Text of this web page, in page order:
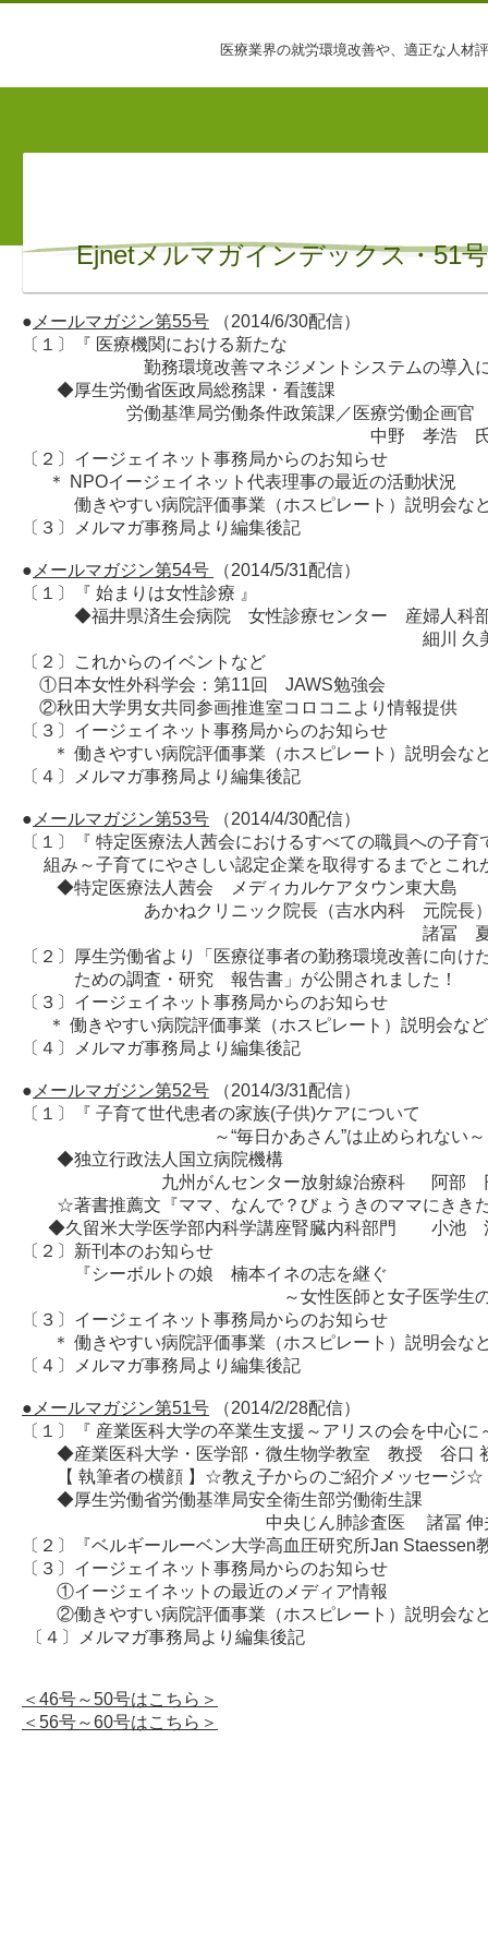
医療業界の就労環境改善や、適正な人材
Ejnetメルマガインデックス・51
● メールマガジン第55号 （2014/6/30配信）
〔１〕『 医療機関における新たな
勤務環境改善マネジメントシステムの導入に
◆厚生労働省医政局総務課・看護課
労働基準局労働条件政策課／医療労働企画官
中野 孝浩
〔２〕イージェイネット事務局からのお知らせ
＊ NPOイージェイネット代表理事の最近の活動状況
働きやすい病院評価事業（ホスピレート）説明会な
〔３〕メルマガ事務局より編集後記
● メールマガジン第54号
（2014/5/31配信）
〔１〕『 始まりは女性診療 』
◆福井県済生会病院 女性診療センター 産婦人科
細川 久美子
〔２〕これからのイベントなど
①日本女性外科学会：第11回 JAWS勉強会
②秋田大学男女共同参画推進室コロコニより情報提供
〔３〕イージェイネット事務局からのお知らせ
＊ 働きやすい病院評価事業（ホスピレート）説明会な
〔４〕メルマガ事務局より編集後記
● メールマガジン第53号 （2014/4/30配信）
〔１〕『 特定医療法人茜会におけるすべての職員への子育
組み～子育てにやさしい認定企業を取得するまでと
◆特定医療法人茜会 メディカルケアタウン東大島
あかねクリニック院長（吉水内科 元院長
諸冨 夏子
〔２〕厚生労働省より「医療従事者の勤務環境改善に向け
ための調査・研究 報告書」が公開されました！
〔３〕イージェイネット事務局からのお知らせ
＊ 働きやすい病院評価事業（ホスピレート）説明会など
〔４〕メルマガ事務局より編集後記
● メールマガジン第52号 （2014/3/31配信）
〔１〕『 子育て世代患者の家族(子供)ケアについて
～“毎日かあさん”は止められない～
◆独立行政法人国立病院機構
九州がんセンター放射線治療科 阿部
☆著書推薦文『ママ、なんで？びょうきのママにきき
◆久留米大学医学部内科学講座腎臓内科部
〔２〕新刊本のお知らせ
『シーボルトの娘 楠本イネの志を継ぐ
～女性医師と女子医学生の
〔３〕イージェイネット事務局からのお知らせ
＊ 働きやすい病院評価事業（ホスピレート）説明会な
〔４〕メルマガ事務局より編集後記
●メールマガジン第51号 （2014/2/28配信）
〔１〕『 産業医科大学の卒業生支援～アリスの会を中心に
◆産業医科大学・医学部・微生物学教室 教授 谷
【 執筆者の横顔 】☆教え子からのご紹介メッセージ☆
◆厚生労働省労働基準局安全衛生部労働衛生課
中央じん肺診査医 諸冨 伸
〔２〕『ベルギールーベン大学高血圧研究所Jan Staessen
〔３〕イージェイネット事務局からのお知らせ
①イージェイネットの最近のメディア情報
②働きやすい病院評価事業（ホスピレート）説明会な
〔４〕メルマガ事務局より編集後記
＜46号～50号はこちら＞
＜56号～60号はこちら＞